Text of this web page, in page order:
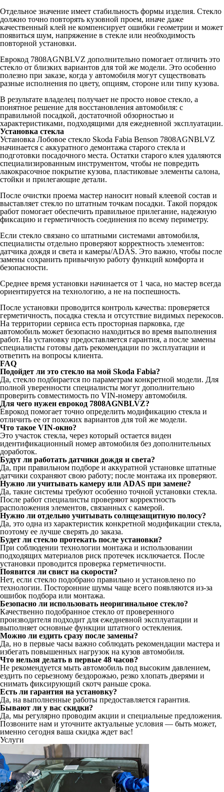
Отдельное значение имеет стабильность формы изделия. Стекло
должно точно повторять кузовной проем, иначе даже
качественный клей не компенсирует ошибки геометрии и может
появиться шум, напряжение в стекле или необходимость
повторной установки.
Еврокод 7808AGNBLVZ дополнительно помогает отличить это
стекло от близких вариантов для той же модели. Это особенно
полезно при заказе, когда у автомобиля могут существовать
разные исполнения по цвету, опциям, стороне или типу кузова.
В результате владелец получает не просто новое стекло, а
понятное решение для восстановления автомобиля: с
правильной посадкой, достаточной обзорностью и
характеристиками, подходящими для ежедневной эксплуатации.
Установка стекла
Установка Лобовое стекло Skoda Fabia Benson 7808AGNBLVZ
начинается с аккуратного демонтажа старого стекла и
подготовки посадочного места. Остатки старого клея удаляются
специализированным инструментом, чтобы не повредить
лакокрасочное покрытие кузова, пластиковые элементы салона,
стойки и прилегающие детали.
После очистки проема мастер наносит новый клеевой состав и
выставляет стекло по штатным точкам посадки. Такой порядок
работ помогает обеспечить правильное прилегание, надежную
фиксацию и герметичность соединения по всему периметру.
Если стекло связано со штатными системами автомобиля,
специалисты отдельно проверяют корректность элементов:
датчика дождя и света и камеры/ADAS. Это важно, чтобы после
замены сохранить привычную работу функций комфорта и
безопасности.
Среднее время установки начинается от 1 часа, но мастер всегда
ориентируется на технологию, а не на поспешность.
После установки проводится контроль качества: проверяется
герметичность, посадка стекла и отсутствие видимых перекосов.
На территории сервиса есть просторная парковка, где
автомобиль может безопасно находиться во время выполнения
работ. На установку предоставляется гарантия, а после замены
специалисты готовы дать рекомендации по эксплуатации и
ответить на вопросы клиента.
FAQ
Подойдет ли это стекло на мой Skoda Fabia?
Да, стекло подбирается по параметрам конкретной модели. Для
полной уверенности специалисты могут дополнительно
проверить совместимость по VIN-номеру автомобиля.
Для чего нужен еврокод 7808AGNBLVZ?
Еврокод помогает точно определить модификацию стекла и
отличить ее от похожих вариантов для той же модели.
Что такое VIN-окно?
Это участок стекла, через который остается виден
идентификационный номер автомобиля без дополнительных
доработок.
Будут ли работать датчики дождя и света?
Да, при правильном подборе и аккуратной установке штатные
датчики сохраняют свою работу; после монтажа их проверяют.
Нужно ли учитывать камеру или ADAS при замене?
Да, такие системы требуют особенно точной установки стекла.
После работ специалисты проверяют корректность
расположения элементов, связанных с камерой.
Нужно ли отдельно учитывать солнцезащитную полосу?
Да, это одна из характеристик конкретной модификации стекла,
поэтому ее лучше сверять до заказа.
Будет ли стекло протекать после установки?
При соблюдении технологии монтажа и использовании
подходящих материалов риск протечек исключается. После
установки проводится проверка герметичности.
Появится ли свист на скорости?
Нет, если стекло подобрано правильно и установлено по
технологии. Посторонние шумы чаще всего появляются из-за
ошибок подбора или монтажа.
Безопасно ли использовать неоригинальное стекло?
Качественно подобранное стекло от проверенного
производителя подходит для ежедневной эксплуатации и
выполняет основные функции штатного остекления.
Можно ли ездить сразу после замены?
Да, но в первые часы важно соблюдать рекомендации мастера и
избегать повышенных нагрузок на кузов автомобиля.
Что нельзя делать в первые 48 часов?
Не рекомендуется мыть автомобиль под высоким давлением,
ездить по серьезному бездорожью, резко хлопать дверями и
снимать фиксирующий скотч раньше срока.
Есть ли гарантия на установку?
Да, на выполненные работы предоставляется гарантия.
Бывают ли у вас скидки?
Да, мы регулярно проводим акции и специальные предложения.
Позвоните нам и уточните актуальные условия — быть может,
именно сегодня ваша скидка ждет вас!
Услуги